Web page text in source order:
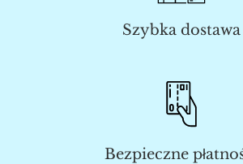
Szybka dostawa
Bezpieczne